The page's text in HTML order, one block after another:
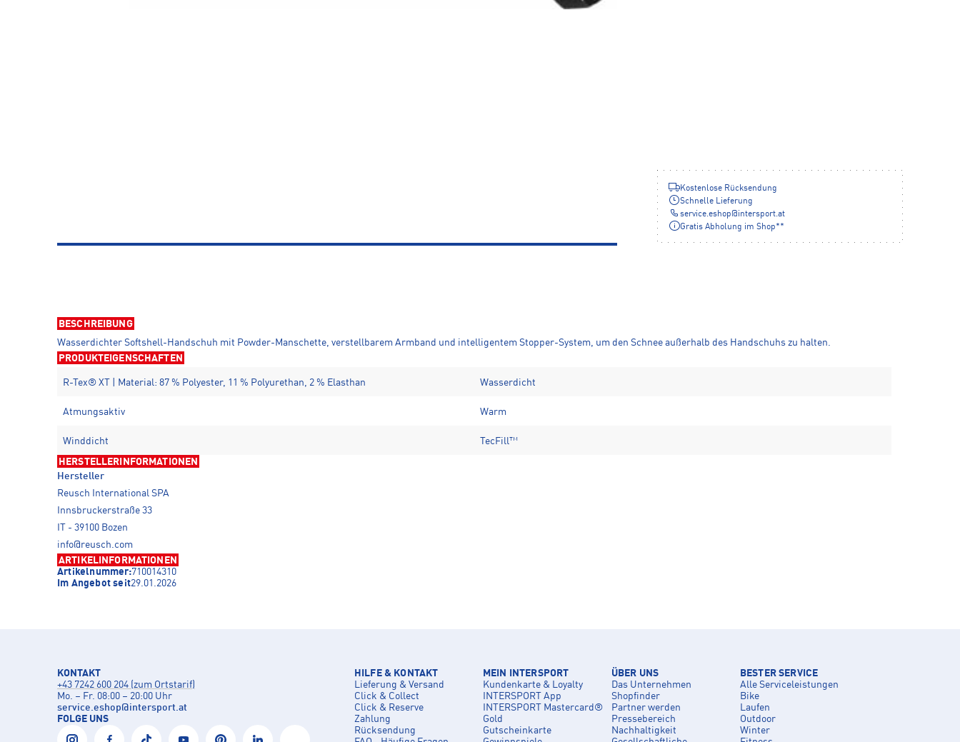
Kostenlose Rücksendung
Schnelle Lieferung
service.eshop@ intersport.at
Gratis Abholung im Shop**
BESCHREIBUNG
Wasserdichter Softshell-Handschuh mit Powder-Manschette, verstellbarem Armband und intelligentem Stopper-System, um den Schnee außerhalb des Handschuhs zu halten.
PRODUKTEIGENSCHAFTEN
R-Tex® XT | Material: 87 % Polyester, 11 % Polyurethan, 2 % Elasthan Wasserdicht
Atmungsaktiv Warm
Winddicht TecFill™
HERSTELLERINFORMATIONEN
Hersteller
Reusch International SPA
Innsbruckerstraße 33
IT - 39100 Bozen
info@reusch.com
ARTIKELINFORMATIONEN
Artikelnummer:710014310
Im Angebot seit29.01.2026
KONTAKT
+43 7242 600 204 (zum Ortstarif)
Mo. – Fr. 08:00 – 20:00 Uhr
service.eshop@intersport.at
FOLGE UNS
HILFE & KONTAKT
Lieferung & Versand
Click & Collect
Click & Reserve
Zahlung
Rücksendung
MEIN INTERSPORT
Kundenkarte & Loyalty
INTERSPORT App
INTERSPORT Mastercard®
Gold
Gutscheinkarte
ÜBER UNS
Das Unternehmen
Shopfinder
Partner werden
Pressebereich
Nachhaltigkeit
BESTER SERVICE
Alle Serviceleistungen
Bike
Laufen
Outdoor
Winter